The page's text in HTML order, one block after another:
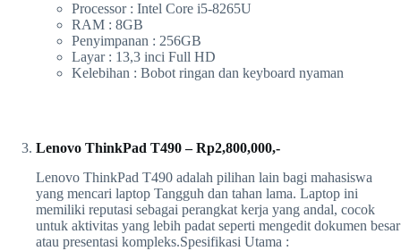
Processor : Intel Core i5-8265U
RAM : 8GB
Penyimpanan : 256GB
Layar : 13,3 inci Full HD
Kelebihan : Bobot ringan dan keyboard nyaman
Lenovo ThinkPad T490 – Rp2,800,000,-
Lenovo ThinkPad T490 adalah pilihan lain bagi mahasiswa
yang mencari laptop Tangguh dan tahan lama. Laptop ini
memiliki reputasi sebagai perangkat kerja yang andal, cocok
untuk aktivitas yang lebih padat seperti mengedit dokumen besar
atau presentasi kompleks.Spesifikasi Utama :